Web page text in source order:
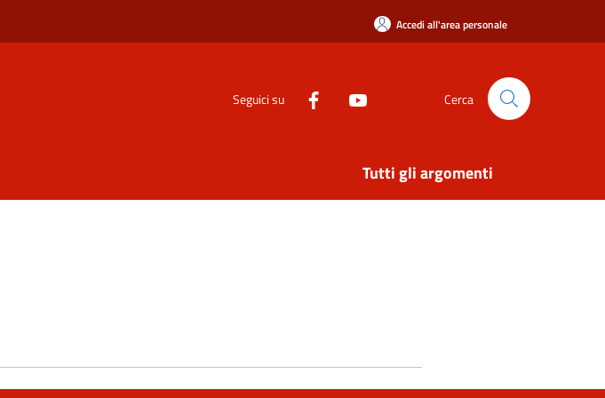
Accedi all'area personale
Seguici su Cerca
Tutti gli argomenti